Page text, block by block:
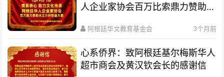
人企业家协会百万比索鼎力赞助水
阿根廷华文教育基金会 3个月前
心系侨界​：致阿根廷基尔梅斯华人
超市商会及黄汉钦会长的感谢信